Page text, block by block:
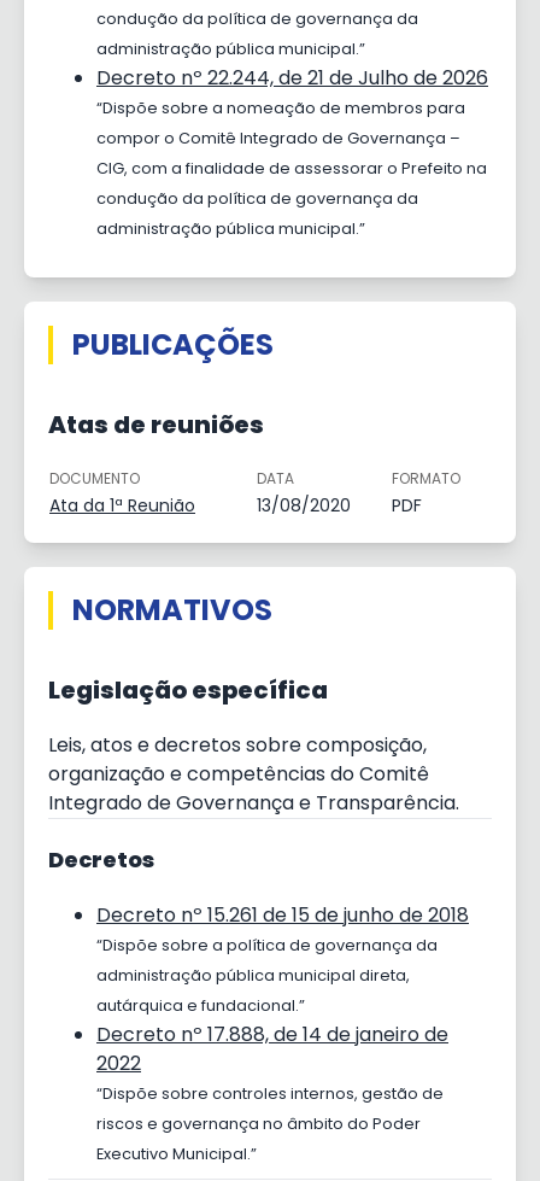
condução da política de governança da
administração pública municipal.”
Decreto nº 22.244, de 21 de Julho de 2026
“Dispõe sobre a nomeação de membros para
compor o Comitê Integrado de Governança –
CIG, com a finalidade de assessorar o Prefeito na
condução da política de governança da
administração pública municipal.”
PUBLICAÇÕES
Atas de reuniões
DOCUMENTO DATA FORMATO
Ata da 1ª Reunião 13/08/2020 PDF
NORMATIVOS
Legislação específica
Leis, atos e decretos sobre composição,
organização e competências do Comitê
Integrado de Governança e Transparência.
Decretos
Decreto nº 15.261 de 15 de junho de 2018
“Dispõe sobre a política de governança da
administração pública municipal direta,
autárquica e fundacional.”
Decreto nº 17.888, de 14 de janeiro de
2022
“Dispõe sobre controles internos, gestão de
riscos e governança no âmbito do Poder
Executivo Municipal.”